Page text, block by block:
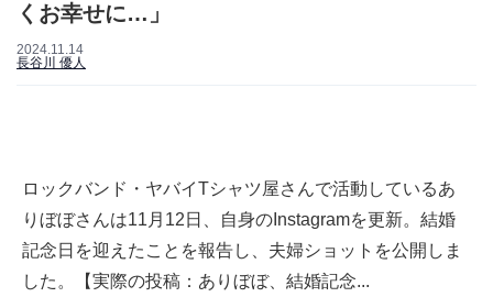
くお幸せに…」
2024.11.14
長谷川 優人
ロックバンド・ヤバイTシャツ屋さんで活動しているあ
りぼぼさんは11月12日、自身のInstagramを更新。結婚
記念日を迎えたことを報告し、夫婦ショットを公開しま
した。【実際の投稿：ありぼぼ、結婚記念...